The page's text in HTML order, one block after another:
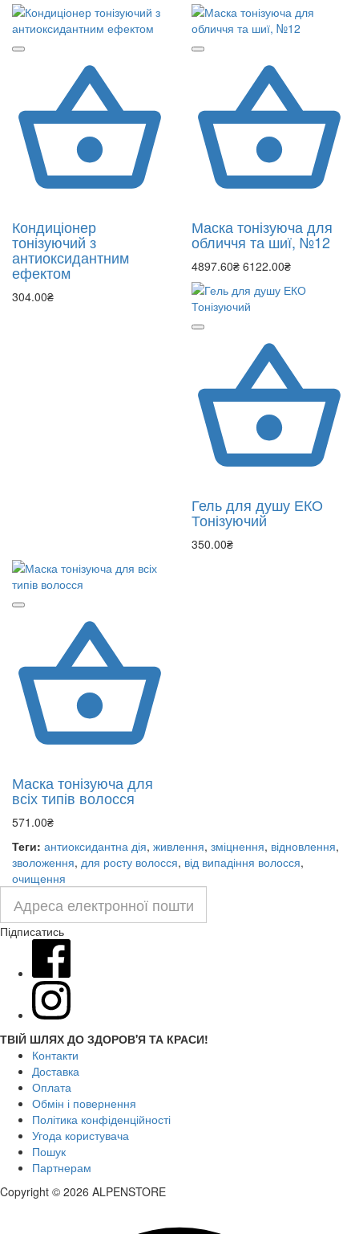
Кондиціонер
тонізуючий з
антиоксидантним
ефектом
304.00₴
Маска тонізуюча для
обличчя та шиї, №12
4897.60₴ 6122.00₴
Гель для душу ЕКО
Тонізуючий
350.00₴
Маска тонізуюча для
всіх типів волосся
571.00₴
Теги: антиоксидантна дія, живлення, зміцнення, відновлення,
зволоження, для росту волосся, від випадіння волосся,
очищення
Підписатись
ТВІЙ ШЛЯХ ДО ЗДОРОВ'Я ТА КРАСИ!
Контакти
Доставка
Оплата
Обмін і повернення
Політика конфіденційності
Угода користувача
Пошук
Партнерам
Copyright © 2026 ALPENSTORE